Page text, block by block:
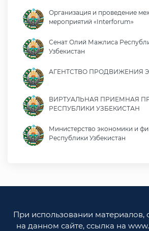
Организация и проведение
мероприятий «Interforum»
Сенат Олий Мажлиса
Узбекистан
АГЕНТСТВО ПРОДВИЖЕНИЯ
ВИРТУАЛЬНАЯ ПРИЕМНАЯ
РЕСПУБЛИКИ УЗБЕКИСТАН
Министерство экономики и
Республики Узбекистан
Законодательная палата
Министерство юстиции
Узбекистан
При использовании материалов,
на данном сайте, ссылка на